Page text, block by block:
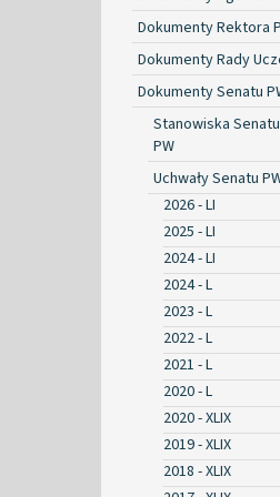
Dokumenty Rektora
Dokumenty Rady
Dokumenty Senatu
Stanowiska Senatu
PW
Uchwały Senatu
2026 - LI
2025 - LI
2024 - LI
2024 - L
2023 - L
2022 - L
2021 - L
2020 - L
2020 - XLIX
2019 - XLIX
2018 - XLIX